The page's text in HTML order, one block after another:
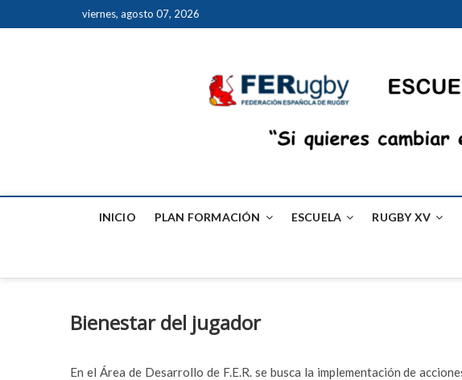
viernes, agosto 07, 2026
INICIO PLAN FORMACIÓN ESCUELA RUGBY XV
Bienestar del jugador
En el Área de Desarrollo de F.E.R. se busca la implementación de